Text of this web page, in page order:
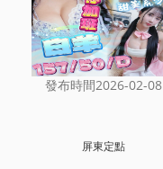
發布時間2026-02-08
屏東定點